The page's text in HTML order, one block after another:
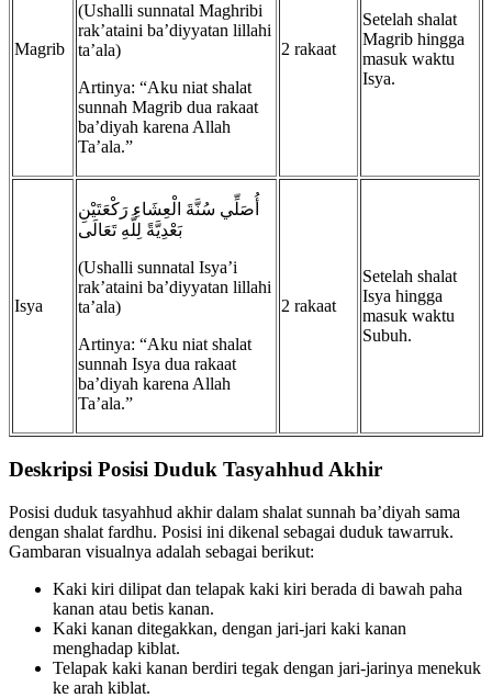
Magrib
(Ushalli sunnatal Maghribi
rak’ataini ba’diyyatan lillahi
ta’ala)
Artinya: “Aku niat shalat
sunnah Magrib dua rakaat
ba’diyah karena Allah
Ta’ala.”
2 rakaat
Setelah shalat
Magrib hingga
masuk waktu
Isya.
Isya
أُصَلِّي سُنَّةَ الْعِشَاءِ رَكْعَتَيْنِ
بَعْدِيَّةً لِلَّهِ تَعَالَى
(Ushalli sunnatal Isya’i
rak’ataini ba’diyyatan lillahi
ta’ala)
Artinya: “Aku niat shalat
sunnah Isya dua rakaat
ba’diyah karena Allah
Ta’ala.”
2 rakaat
Setelah shalat
Isya hingga
masuk waktu
Subuh.
Deskripsi Posisi Duduk Tasyahhud Akhir
Posisi duduk tasyahhud akhir dalam shalat sunnah ba’diyah sama
dengan shalat fardhu. Posisi ini dikenal sebagai duduk tawarruk.
Gambaran visualnya adalah sebagai berikut:
Kaki kiri dilipat dan telapak kaki kiri berada di bawah paha
kanan atau betis kanan.
Kaki kanan ditegakkan, dengan jari-jari kaki kanan
menghadap kiblat.
Telapak kaki kanan berdiri tegak dengan jari-jarinya menekuk
ke arah kiblat.